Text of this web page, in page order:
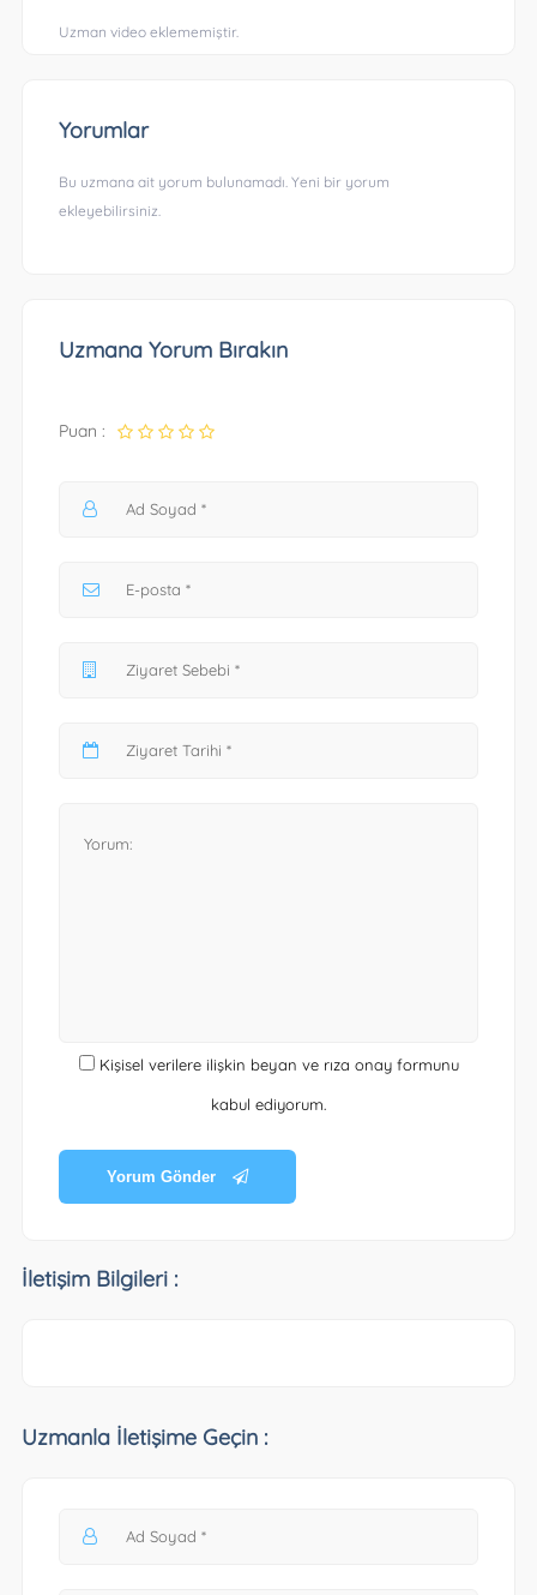
Uzman video eklememiştir.
Yorumlar
Bu uzmana ait yorum bulunamadı. Yeni bir yorum
ekleyebilirsiniz.
Uzmana Yorum Bırakın
Puan :
Kişisel verilere ilişkin beyan ve rıza onay formunu
kabul ediyorum.
Yorum Gönder
İletişim Bilgileri :
Uzmanla İletişime Geçin :